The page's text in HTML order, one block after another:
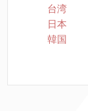
台湾
日本
韓国